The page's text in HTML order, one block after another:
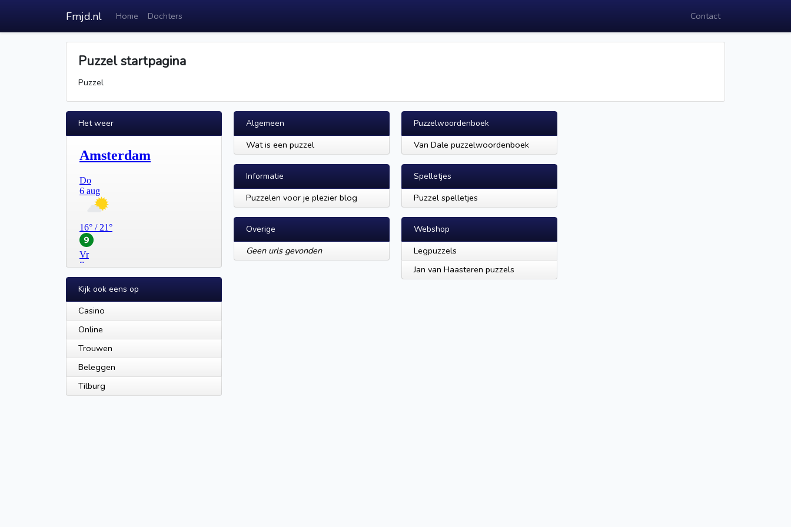
Fmjd.nl Home Dochters Contact
Puzzel startpagina
Puzzel
Het weer
Kijk ook eens op
Casino
Online
Trouwen
Beleggen
Tilburg
Algemeen
Wat is een puzzel
Informatie
Puzzelen voor je plezier blog
Overige
Geen urls gevonden
Puzzelwoordenboek
Van Dale puzzelwoordenboek
Spelletjes
Puzzel spelletjes
Webshop
Legpuzzels
Jan van Haasteren puzzels